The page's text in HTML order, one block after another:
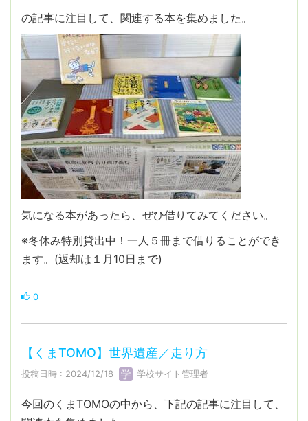
の記事に注目して、関連する本を集めました。
気になる本があったら、ぜひ借りてみてください。
※冬休み特別貸出中！一人５冊まで借りることができ
ます。(返却は１月10日まで)
0
【くまTOMO】世界遺産／走り方
投稿日時 : 2024/12/18 学校サイト管理者
今回のくまTOMOの中から、下記の記事に注目して、